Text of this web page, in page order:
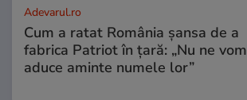
Adevarul.ro
Cum a ratat România șansa de a
fabrica Patriot în țară: „Nu ne vom
aduce aminte numele lor”